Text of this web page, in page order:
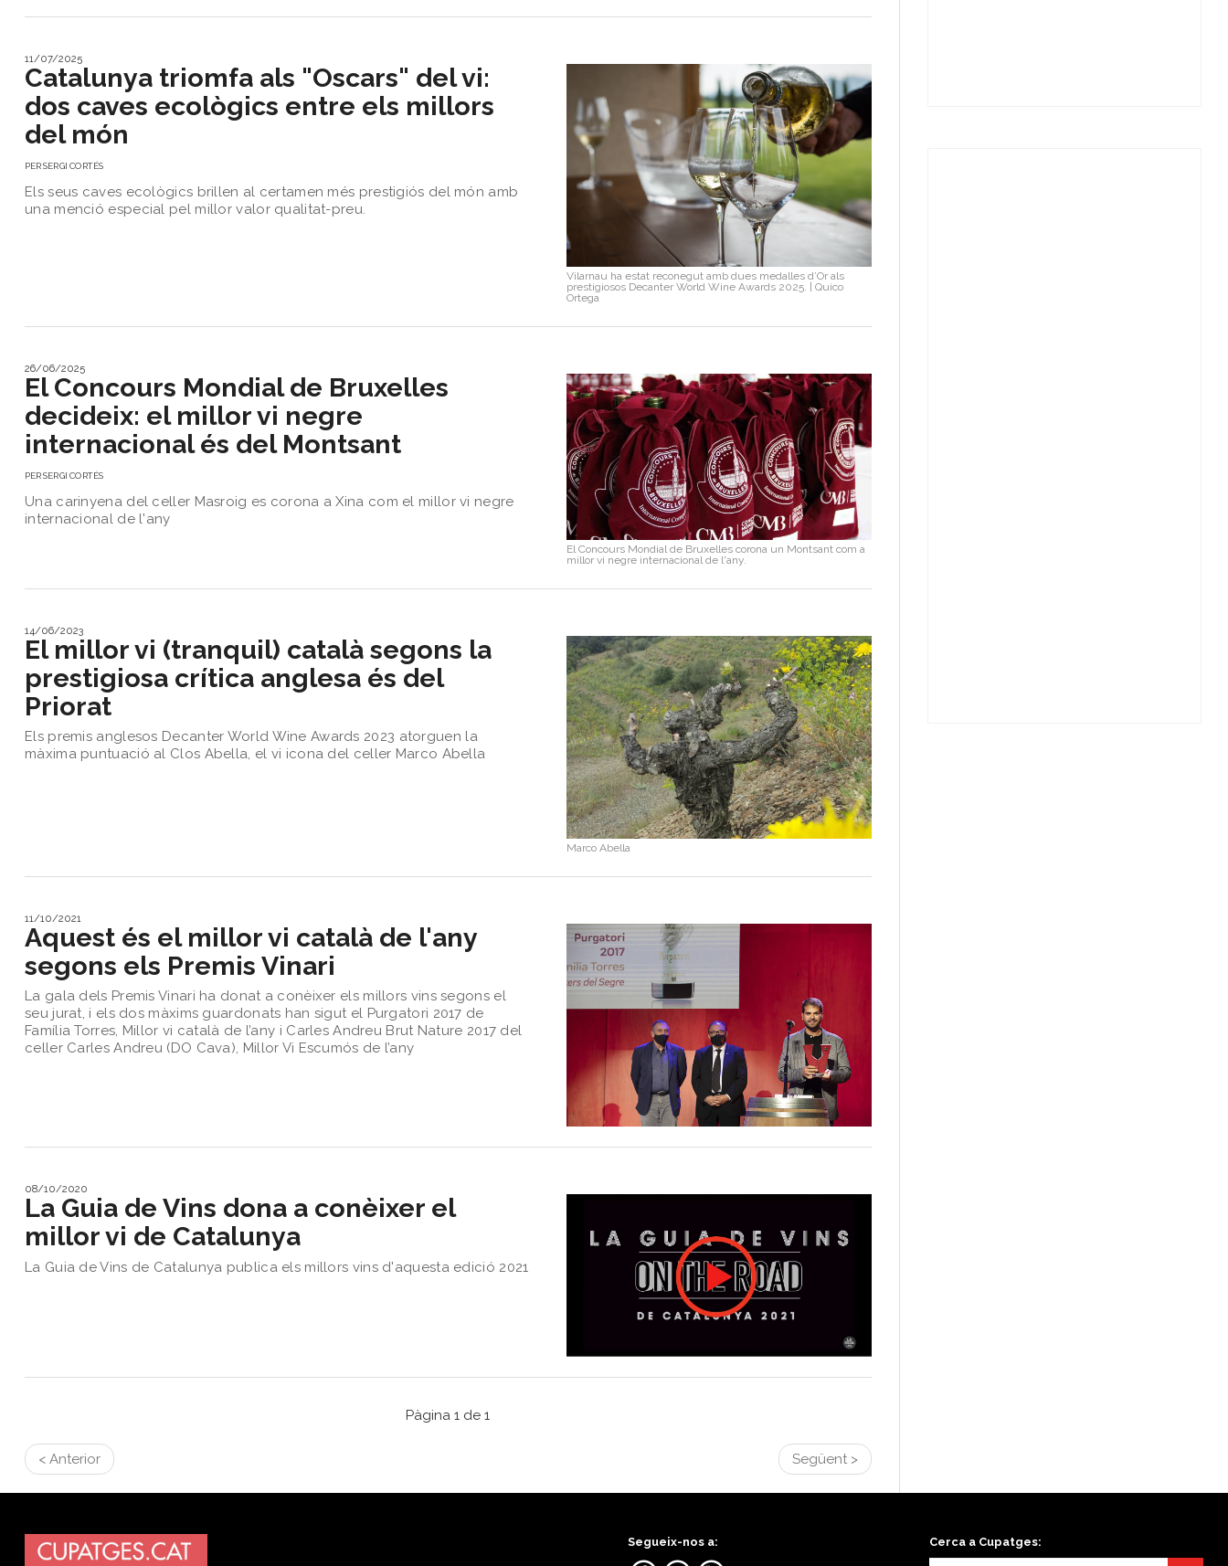
11/07/2025
Vilarnau ha estat reconegut amb dues medalles d’Or als
prestigiosos Decanter World Wine Awards 2025. |Quico
Ortega
Catalunya triomfa als "Oscars" del vi:
dos caves ecològics entre els millors
del món
PERSERGI CORTÉS
Els seus caves ecològics brillen al certamen més prestigiós del món amb
una menció especial pel millor valor qualitat-preu.
26/06/2025
El Concours Mondial de Bruxelles corona un Montsant com a
millor vi negre internacional de l'any.
El Concours Mondial de Bruxelles
decideix: el millor vi negre
internacional és del Montsant
PERSERGI CORTÉS
Una carinyena del celler Masroig es corona a Xina com el millor vi negre
internacional de l'any
14/06/2023
Marco Abella
El millor vi (tranquil) català segons la
prestigiosa crítica anglesa és del
Priorat
Els premis anglesos Decanter World Wine Awards 2023 atorguen la
màxima puntuació al Clos Abella, el vi icona del celler Marco Abella
11/10/2021
Aquest és el millor vi català de l'any
segons els Premis Vinari
La gala dels Premis Vinari ha donat a conèixer els millors vins segons el
seu jurat, i els dos màxims guardonats han sigut el Purgatori 2017 de
Família Torres, Millor vi català de l’any i Carles Andreu Brut Nature 2017 del
celler Carles Andreu (DO Cava), Millor Vi Escumós de l’any
08/10/2020
La Guia de Vins dona a conèixer el
millor vi de Catalunya
La Guia de Vins de Catalunya publica els millors vins d'aquesta edició 2021
Pàgina 1 de 1
< Anterior Següent >
Segueix-nos a: Cerca a Cupatges: